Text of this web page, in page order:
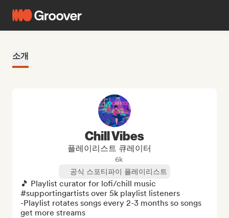
소개
Chill Vibes
플레이리스트 큐레이터
6k
공식 스포티파이 플레이리스트
🎵 Playlist curator for lofi/chill music
#supportingartists over 5k playlist listeners
-Playlist rotates songs every 2-3 months so songs
get more streams